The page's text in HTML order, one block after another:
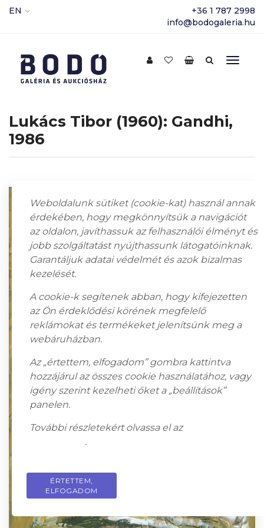
EN
+36 1 787 2998
info@bodogaleria.hu
Lukács Tibor (1960): Gandhi,
1986
Weboldalunk sütiket (cookie-kat) használ annak
érdekében, hogy megkönnyítsük a navigációt
az oldalon, javíthassuk az felhasználói élményt és
jobb szolgáltatást nyújthassunk látogatóinknak.
Garantáljuk adatai védelmét és azok bizalmas
kezelését.
A cookie-k segítenek abban, hogy kifejezetten
az Ön érdeklődési körének megfelelő
reklámokat és termékeket jelenítsünk meg a
webáruházban.
Az „értettem, elfogadom” gombra kattintva
hozzájárul az összes cookie használatához, vagy
igény szerint kezelheti őket a „beállítások”
panelen.
További részletekért olvassa el az
.
ÉRTETTEM,
ELFOGADOM